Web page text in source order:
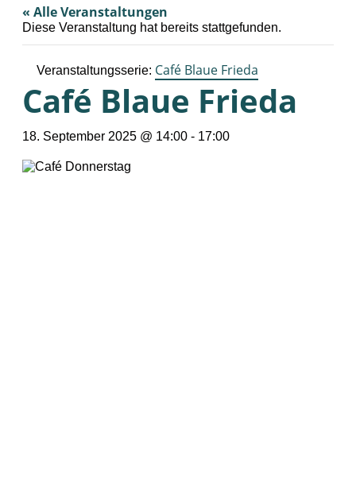
« Alle Veranstaltungen
Diese Veranstaltung hat bereits stattgefunden.
Veranstaltungsserie: Café Blaue Frieda
Café Blaue Frieda
18. September 2025 @ 14:00 - 17:00